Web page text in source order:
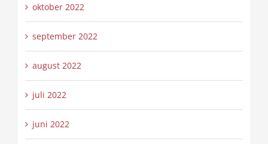
oktober 2022
september 2022
august 2022
juli 2022
juni 2022